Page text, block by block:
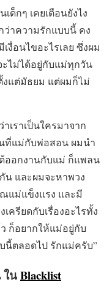
ด็กๆ เคยเตือนยังไง
ว่าความรักแบบนี้ คง
งื่อนไขอะไรเลย ซึ่งผม
ไม่ได้อยู่กับแม่ทุกวัน
งแต่มัธยม แต่ผมก็ไม่
เราเป็นใครมาจาก
ที่แม่กับพ่อสอน ผมนำ
ออกงานกับแม่ ก็แพลน
น และผมจะหาพวง
แม่แข็งแรง และมี
ครียดกับเรื่องอะไรทั้ง
ก็อยากให้แม่อยู่กับ
นี้ตลอดไป รักแม่ครับ”
นBlacklist